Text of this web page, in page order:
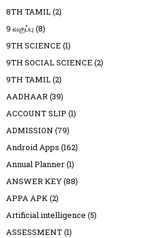
8TH TAMIL(2)
9 வகுப்பு (8)
9TH SCIENCE (1)
9TH SOCIAL SCIENCE (2)
9TH TAMIL(2)
AADHAAR(39)
ACCOUNT SLIP (1)
ADMISSION (79)
Android Apps (162)
Annual Planner(1)
ANSWER KEY(88)
APPA APK(2)
Artificial intelligence (5)
ASSESSMENT(1)